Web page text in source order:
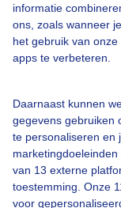
informatie
ons, zoals wanneer
het gebruik van
apps te verbeteren.
Daarnaast kunnen
gegevens gebruiken
te personaliseren en
van 13 externe
toestemming. Onze
voor
Contact
Toegankelijkheid
Buienradar Team
Privacy beleid
Cookie beleid
Privacy